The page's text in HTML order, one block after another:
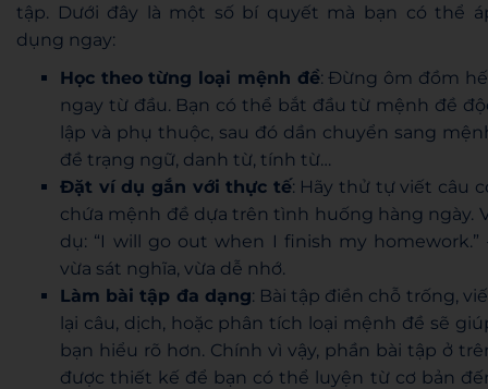
tập. Dưới đây là một số bí quyết mà bạn có thể
dụng ngay:
Học theo từng loại mệnh đề: Đừng ôm đồm
ngay từ đầu. Bạn có thể bắt đầu từ mệnh đề
lập và phụ thuộc, sau đó dần chuyển sang
đề trạng ngữ, danh từ, tính từ…
Đặt ví dụ gắn với thực tế: Hãy thử tự viết câu
chứa mệnh đề dựa trên tình huống hàng ngày.
dụ: “I will go out when I finish my homework.”
vừa sát nghĩa, vừa dễ nhớ.
Làm bài tập đa dạng: Bài tập điền chỗ trống,
lại câu, dịch, hoặc phân tích loại mệnh đề sẽ
bạn hiểu rõ hơn. Chính vì vậy, phần bài tập ở
được thiết kế để bạn có thể luyện từ cơ bản